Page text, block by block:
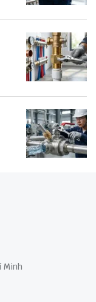
Minh